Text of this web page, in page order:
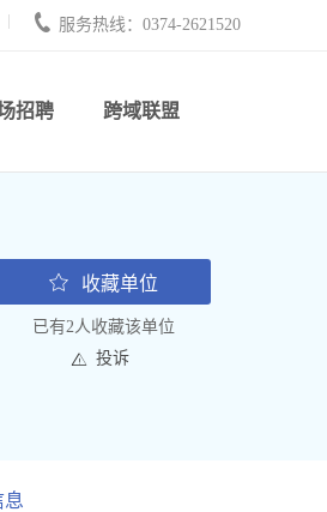
服务热线：0374-2621520
招聘 跨域联盟
收藏单位
已有2人收藏该单位
投诉
息